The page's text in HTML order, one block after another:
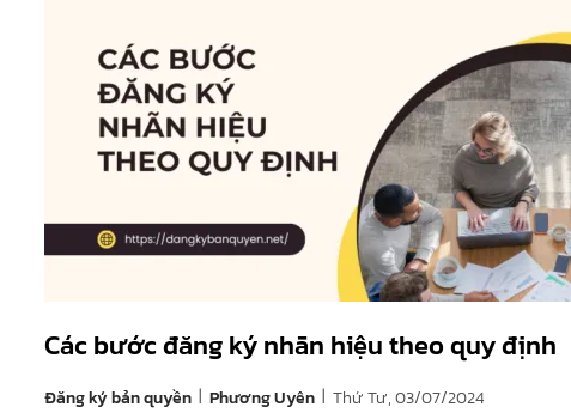
Các bước đăng ký nhãn hiệu theo quy định
Đăng ký bản quyền | Phương Uyên | Thứ Tư, 03/07/2024